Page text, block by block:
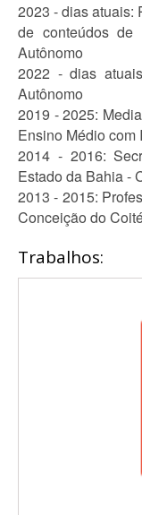
2023 - dias atuais:
de conteúdos
Autônomo
2022 - dias
Autônomo
2019 - 2025:
Ensino Médio com
2014 - 2016:
Estado da Bahia -
2013 - 2015:
Conceição do
Trabalhos: